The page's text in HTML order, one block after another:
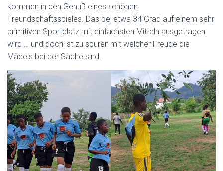
kommen in den Genuß eines schönen
Freundschaftsspieles. Das bei etwa 34 Grad auf einem sehr
primitiven Sportplatz mit einfachsten Mitteln ausgetragen
wird … und doch ist zu spüren mit welcher Freude die
Mädels bei der Sache sind.